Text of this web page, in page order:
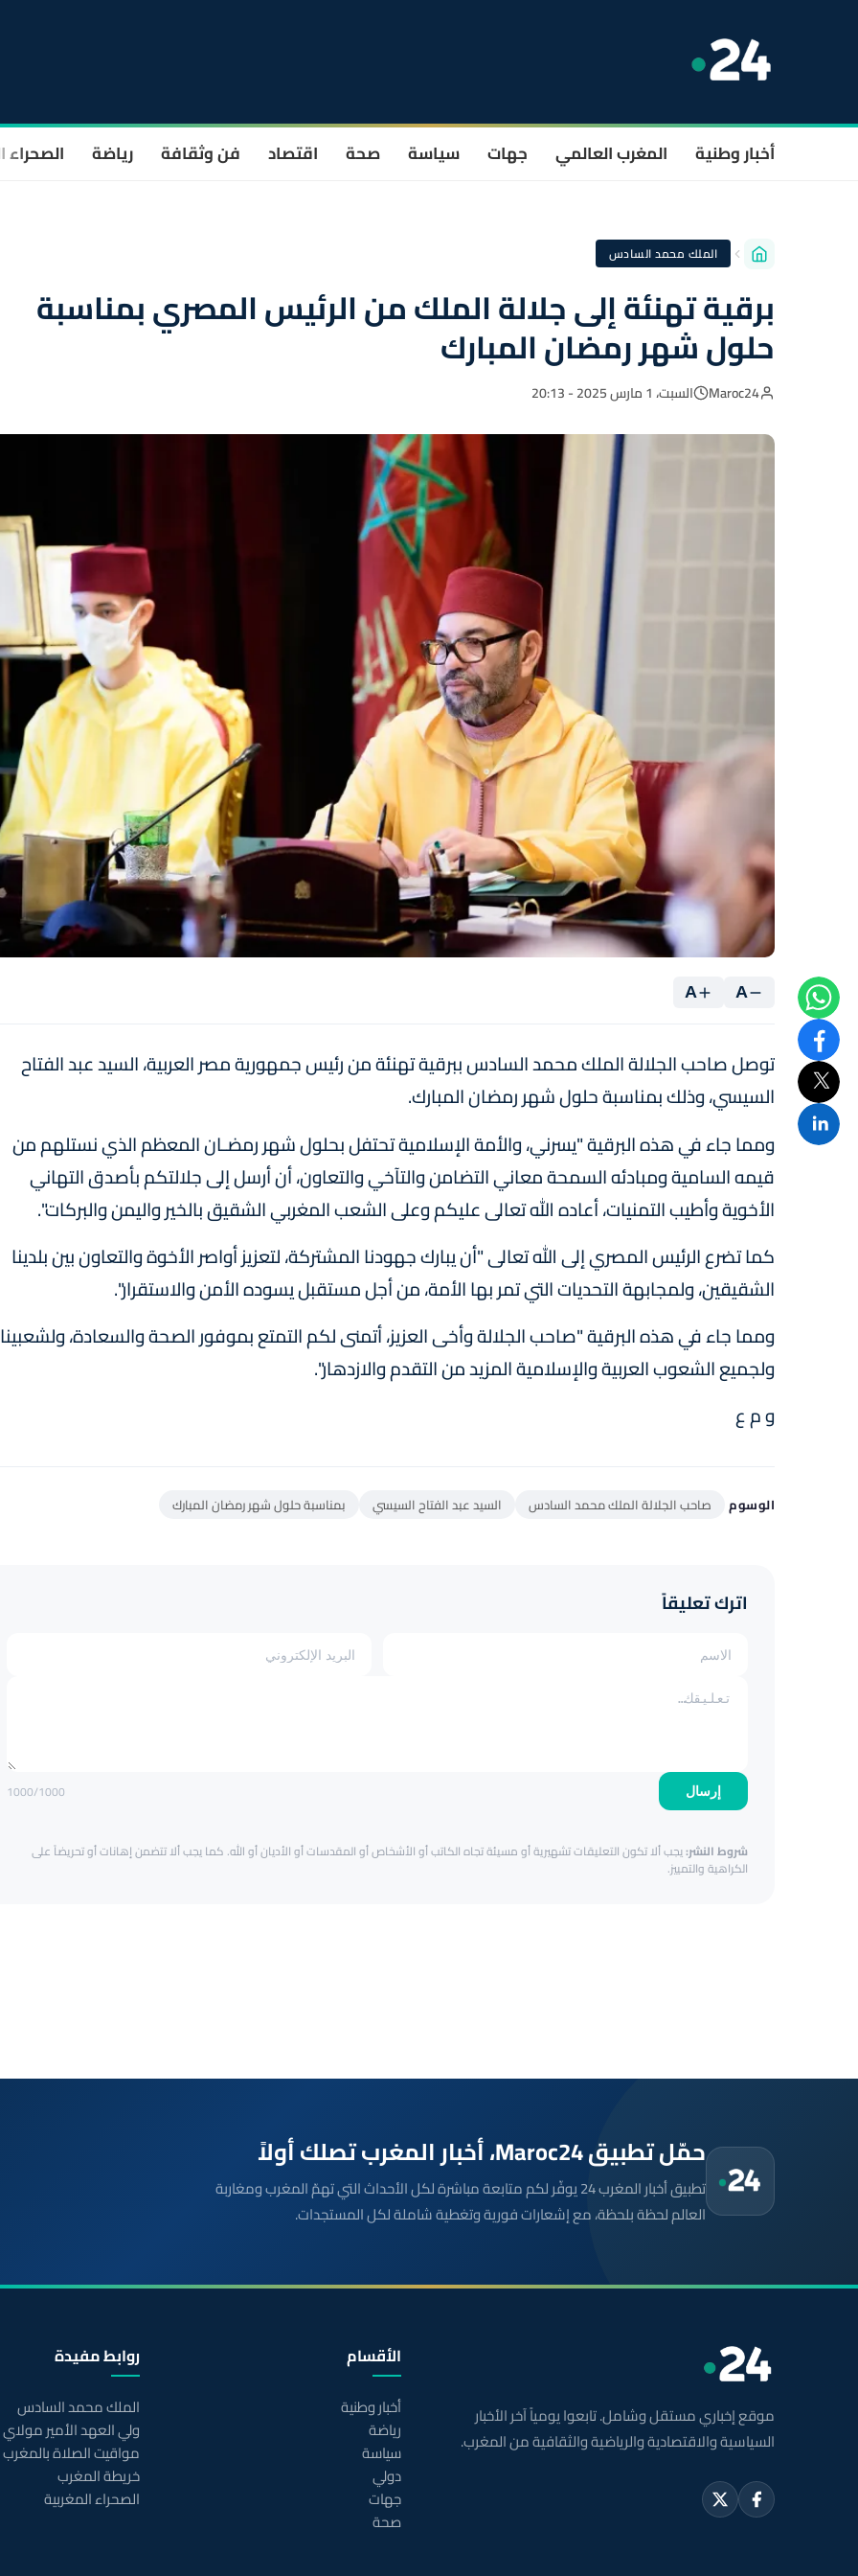
أخبار وطنية المغرب العالمي جهات سياسة صحة اقتصاد فن وثقافة رياضة الصحراء
الملك محمد السادس
برقية تهنئة إلى جلالة الملك من الرئيس المصري بمناسبة
حلول شهر رمضان المبارك
Maroc24 السبت، 1 مارس 2025 - 20:13
A
A
توصل صاحب الجلالة الملك محمد السادس ببرقية تهنئة من رئيس جمهورية مصر العربية، السيد عبد الفتاح
السيسي، وذلك بمناسبة حلول شهر رمضان المبارك.
ومما جاء في هذه البرقية "يسرني، والأمة الإسلامية تحتفل بحلول شهر رمضـان المعظم الذي نستلهم من
قيمه السامية ومبادئه السمحة معاني التضامن والتآخي والتعاون، أن أرسل إلى جلالتكم بأصدق التهاني
الأخوية وأطيب التمنيات، أعاده الله تعالى عليكم وعلى الشعب المغربي الشقيق بالخير واليمن والبركات".
كما تضرع الرئيس المصري إلى الله تعالى "أن يبارك جهودنا المشتركة، لتعزيز أواصر الأخوة والتعاون بين بلدينا
الشقيقين، ولمجابهة التحديات التي تمر بها الأمة، من أجل مستقبل يسوده الأمن والاستقرار".
ومما جاء في هذه البرقية "صاحب الجلالة وأخى العزيز، أتمنى لكم التمتع بموفور الصحة والسعادة، ولشعبينا
ولجميع الشعوب العربية والإسلامية المزيد من التقدم والازدهار".
و م ع
الوسوم صاحب الجلالة الملك محمد السادس السيد عبد الفتاح السيسي بمناسبة حلول شهر رمضان المبارك
اترك تعليقاً
إرسال 1000/1000
شروط النشر:يجب ألا تكون التعليقات تشهيرية أو مسيئة تجاه الكاتب أو الأشخاص أو المقدسات أو الأديان أو الله. كما يجب ألا تتضمن إهانات أو تحريضاً على
الكراهية والتمييز.
حمّل تطبيق Maroc24، أخبار المغرب تصلك أولاً
تطبيق أخبار المغرب 24 يوفّر لكم متابعة مباشرة لكل الأحداث التي تهمّ المغرب ومغاربة
العالم لحظة بلحظة، مع إشعارات فورية وتغطية شاملة لكل المستجدات.
موقع إخباري مستقل وشامل. تابعوا يومياً آخر الأخبار
السياسية والاقتصادية والرياضية والثقافية من المغرب.
الأقسام
أخبار وطنية
رياضة
سياسة
دولي
جهات
صحة
روابط مفيدة
الملك محمد السادس
ولي العهد الأمير
مواقيت الصلاة بالمغرب
خريطة المغرب
الصحراء المغربية